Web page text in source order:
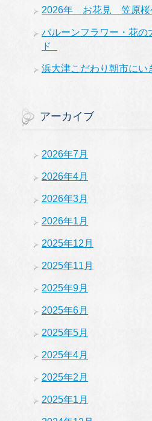
2026年 お花見 笠原桜
バルーンフラワー・花の
ド
浜大津こだわり朝市にい
アーカイブ
2026年7月
2026年4月
2026年3月
2026年1月
2025年12月
2025年11月
2025年9月
2025年6月
2025年5月
2025年4月
2025年2月
2025年1月